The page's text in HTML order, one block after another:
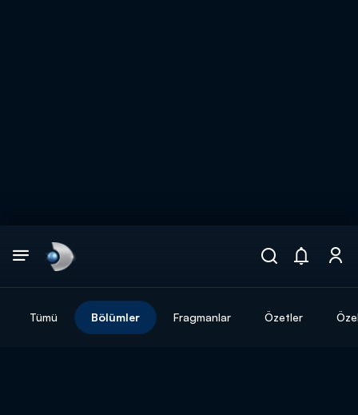
Tümü Bölümler Fragmanlar Özetler